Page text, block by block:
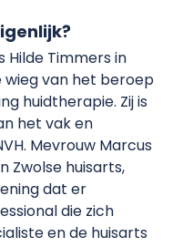
Hilde Timmers in
wieg van het beroep
huidtherapie. Zij is
het vak en
Mevrouw Marcus
Zwolse huisarts,
dat er
die zich
en de huisarts